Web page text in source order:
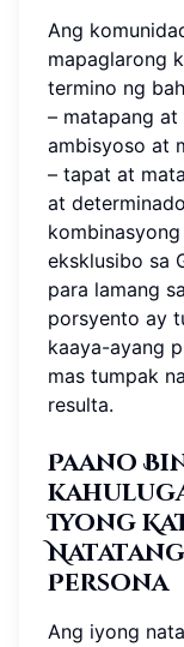
Ang
mapaglarong
termino ng
– matapang at
ambisyoso at
– tapat at
at
eksklusibo sa
para lamang
porsyento ay
kaaya-ayang
mas tumpak na
resulta.
Paano
Iyong
Persona
Ang iyong